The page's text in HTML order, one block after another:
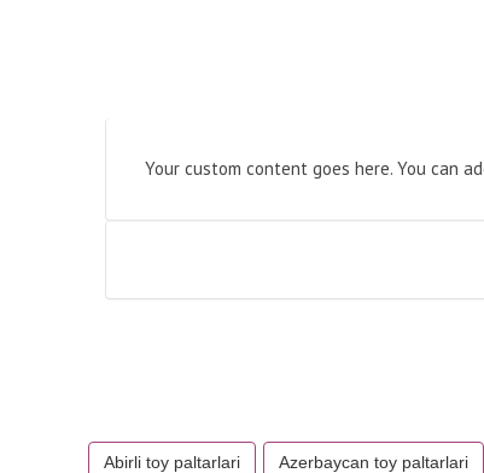
Your custom content goes here. You can
Abirli toy paltarlari Azerbaycan toy paltarlari